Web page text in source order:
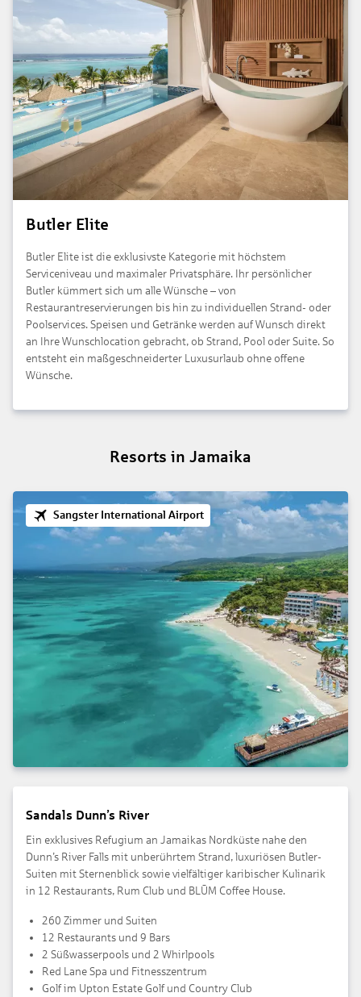
Butler Elite
Butler Elite ist die exklusivste Kategorie mit höchstem
Serviceniveau und maximaler Privatsphäre. Ihr persönlicher
Butler kümmert sich um alle Wünsche – von
Restaurantreservierungen bis hin zu individuellen Strand- oder
Poolservices. Speisen und Getränke werden auf Wunsch direkt
an Ihre Wunschlocation gebracht, ob Strand, Pool oder Suite. So
entsteht ein maßgeschneiderter Luxusurlaub ohne offene
Wünsche.
Resorts in Jamaika
Sangster International Airport
Sandals Dunn’s River
Ein exklusives Refugium an Jamaikas Nordküste nahe den
Dunn’s River Falls mit unberührtem Strand, luxuriösen Butler-
Suiten mit Sternenblick sowie vielfältiger karibischer Kulinarik
in 12 Restaurants, Rum Club und BLŪM Coffee House.
260 Zimmer und Suiten
12 Restaurants und 9 Bars
2 Süßwasserpools und 2 Whirlpools
Red Lane Spa und Fitnesszentrum
Golf im Upton Estate Golf und Country Club